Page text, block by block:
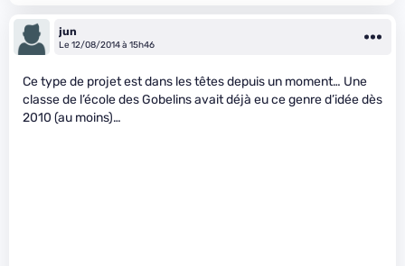
jun
Le 12/08/2014 à 15h46
Ce type de projet est dans les têtes depuis un moment… Une
classe de l’école des Gobelins avait déjà eu ce genre d’idée dès
2010 (au moins)…